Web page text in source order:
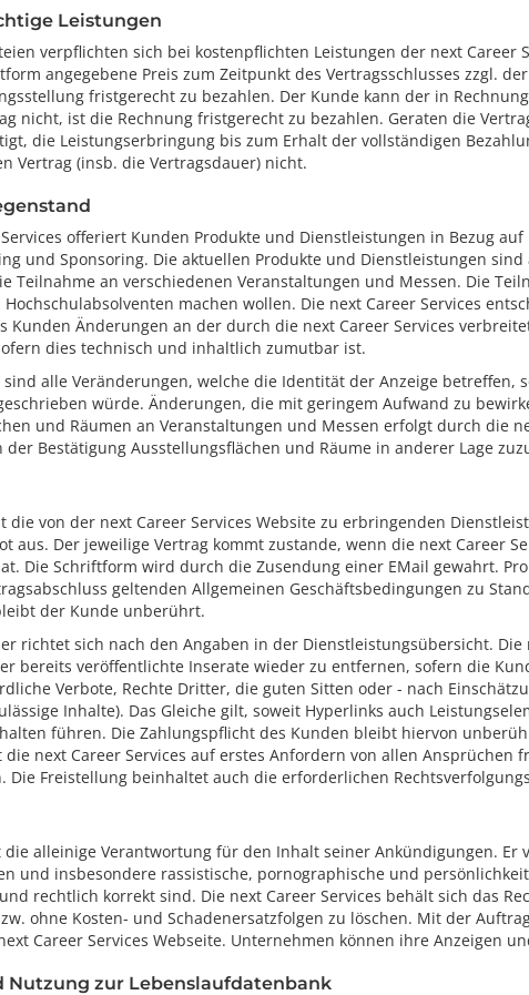
Leistungen
verpflichten sich bei kostenpflichten Leistungen der next
angegebene Preis zum Zeitpunkt des Vertragsschlusses zzgl.
fristgerecht zu bezahlen. Der Kunde kann der in
nicht, ist die Rechnung fristgerecht zu bezahlen. Geraten die
die Leistungserbringung bis zum Erhalt der vollständigen
Vertrag (insb. die Vertragsdauer) nicht.
offeriert Kunden Produkte und Dienstleistungen in Bezug
und Sponsoring. Die aktuellen Produkte und Dienstleistungen
Teilnahme an verschiedenen Veranstaltungen und Messen. Die
machen wollen. Die next Career Services
Kunden Änderungen an der durch die next Career Services
dies technisch und inhaltlich zumutbar ist.
sind alle Veränderungen, welche die Identität der Anzeige
würde. Änderungen, die mit geringem Aufwand zu
und Räumen an Veranstaltungen und Messen erfolgt durch die
der Bestätigung Ausstellungsflächen und Räume in anderer Lage
die von der next Career Services Website zu erbringenden
aus. Der jeweilige Vertrag kommt zustande, wenn die next
Die Schriftform wird durch die Zusendung einer EMail gewahrt.
geltenden Allgemeinen Geschäftsbedingungen zu
der Kunde unberührt.
richtet sich nach den Angaben in der Dienstleistungsübersicht.
bereits veröffentlichte Inserate wieder zu entfernen, sofern die
Verbote, Rechte Dritter, die guten Sitten oder - nach
Inhalte). Das Gleiche gilt, soweit Hyperlinks auch
führen. Die Zahlungspflicht des Kunden bleibt hiervon
die next Career Services auf erstes Anfordern von allen
Die Freistellung beinhaltet auch die erforderlichen
die alleinige Verantwortung für den Inhalt seiner Ankündigungen.
und insbesondere rassistische, pornographische und
rechtlich korrekt sind. Die next Career Services behält sich das
ohne Kosten- und Schadenersatzfolgen zu löschen. Mit der
Career Services Webseite. Unternehmen können ihre Anzeigen
Nutzung zur Lebenslaufdatenbank